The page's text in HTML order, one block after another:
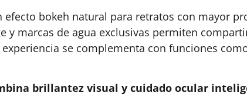
efecto bokeh natural para retratos con mayor
y marcas de agua exclusivas permiten
se complementa con funciones
brillantez visual y cuidado ocular